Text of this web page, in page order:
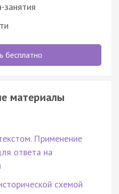
занятия
бесплатно
материалы
Применение
ответа на
схемой